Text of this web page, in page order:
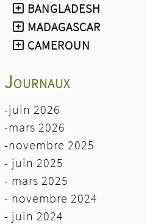
BANGLADESH
MADAGASCAR
CAMEROUN
Journaux
-juin 2026
-mars 2026
-novembre 2025
- juin 2025
- mars 2025
- novembre 2024
- juin 2024